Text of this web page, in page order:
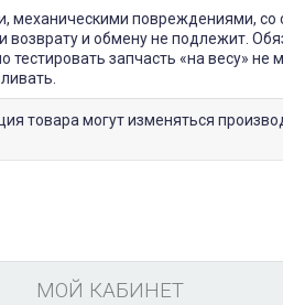
механическими повреждениями, со
и обмену не подлежит.
тестировать запчасть «на весу» не
товара могут изменяться
МОЙ КАБИНЕТ